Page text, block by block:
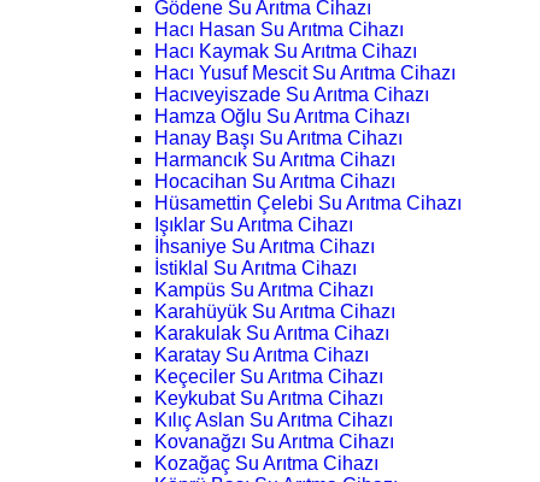
Gödene Su Arıtma Cihazı
Hacı Hasan Su Arıtma Cihazı
Hacı Kaymak Su Arıtma Cihazı
Hacı Yusuf Mescit Su Arıtma Cihazı
Hacıveyiszade Su Arıtma Cihazı
Hamza Oğlu Su Arıtma Cihazı
Hanay Başı Su Arıtma Cihazı
Harmancık Su Arıtma Cihazı
Hocacihan Su Arıtma Cihazı
Hüsamettin Çelebi Su Arıtma Cihazı
Işıklar Su Arıtma Cihazı
İhsaniye Su Arıtma Cihazı
İstiklal Su Arıtma Cihazı
Kampüs Su Arıtma Cihazı
Karahüyük Su Arıtma Cihazı
Karakulak Su Arıtma Cihazı
Karatay Su Arıtma Cihazı
Keçeciler Su Arıtma Cihazı
Keykubat Su Arıtma Cihazı
Kılıç Aslan Su Arıtma Cihazı
Kovanağzı Su Arıtma Cihazı
Kozağaç Su Arıtma Cihazı